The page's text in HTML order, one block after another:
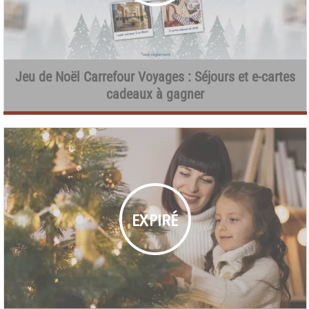
Jeu de Noël Carrefour Voyages : Séjours et e-cartes
cadeaux à gagner